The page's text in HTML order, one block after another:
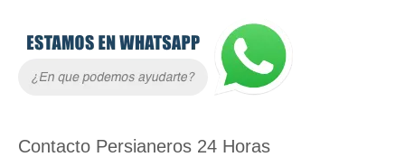
Contacto Persianeros 24 Horas